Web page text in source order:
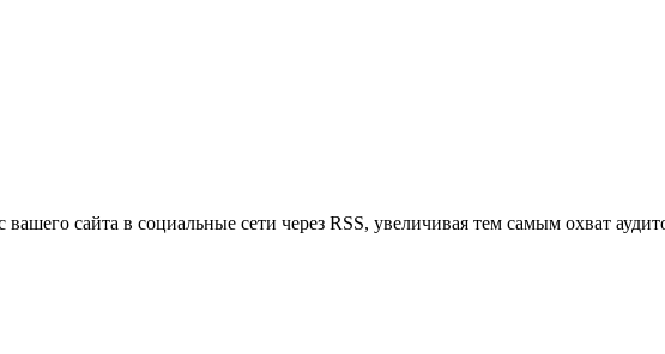
сайта в социальные сети через RSS, увеличивая тем самым охват